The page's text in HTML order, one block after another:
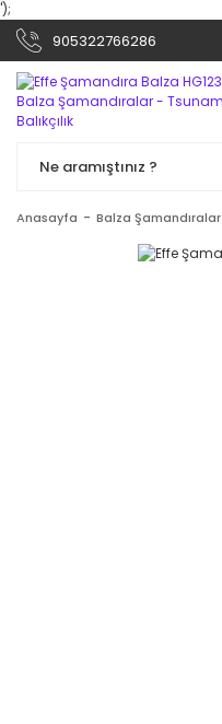
');
905322766286
Anasayfa Balza Şamandıralar